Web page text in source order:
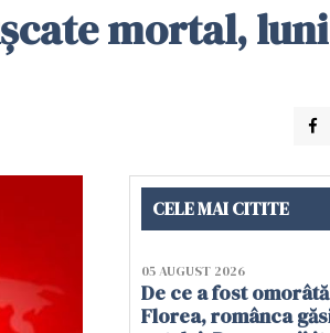
mortal,
CELE MAI CITITE
05 AUGUST 2026
De ce a fost
Florea, românca